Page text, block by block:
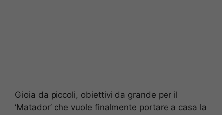
Gioia da piccoli, obiettivi da grande per il
‘Matador’ che vuole finalmente portare a casa la